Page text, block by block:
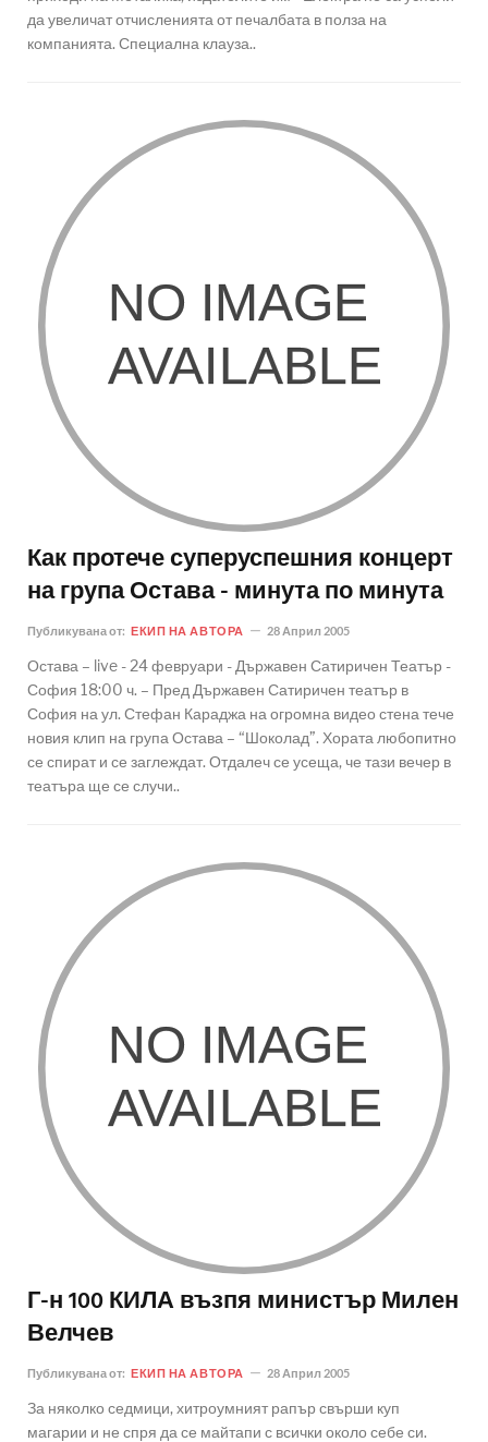
да увеличат отчисленията от печалбата в полза на
компанията. Специална клауза..
Как протече суперуспешния концерт
на група Остава - минута по минута
Публикувана от: ЕКИП НА АВТОРА 28 Април 2005
Остава – live - 24 февруари - Държавен Сатиричен Театър -
София 18:00 ч. – Пред Държавен Сатиричен театър в
София на ул. Стефан Караджа на огромна видео стена тече
новия клип на група Остава – “Шоколад”. Хората любопитно
се спират и се заглеждат. Отдалеч се усеща, че тази вечер в
театъра ще се случи..
Г-н 100 КИЛА възпя министър Милен
Велчев
Публикувана от: ЕКИП НА АВТОРА 28 Април 2005
За няколко седмици, хитроумният рапър свърши куп
магарии и не спря да се майтапи с всички около себе си.